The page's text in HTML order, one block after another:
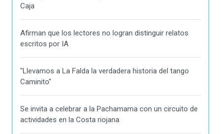
Caja
Afirman que los lectores no logran distinguir relatos
escritos por IA
"Llevamos a La Falda la verdadera historia del tango
Caminito"
Se invita a celebrar a la Pachamama con un circuito de
actividades en la Costa riojana